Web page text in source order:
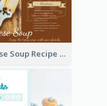
Cheese Soup Recipe Card